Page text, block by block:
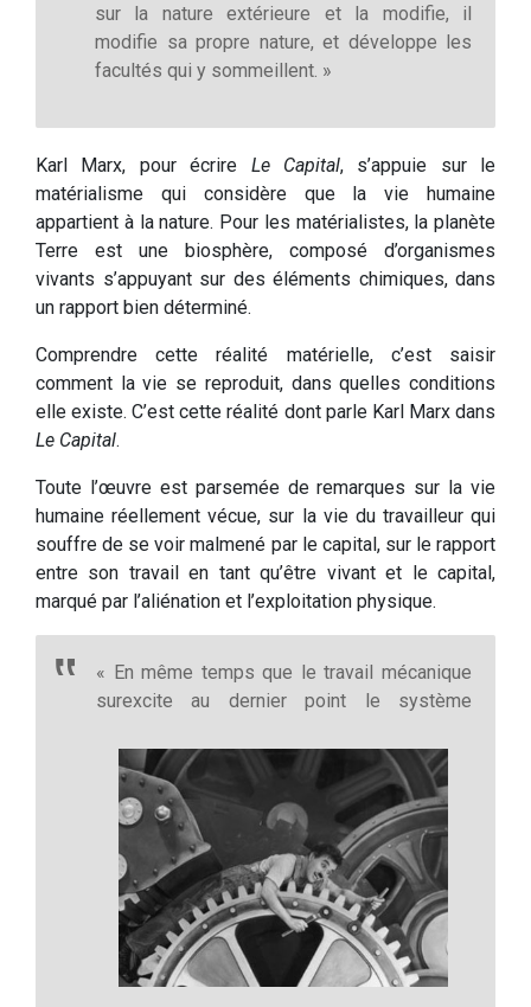
sur la nature extérieure et la modifie, il
modifie sa propre nature, et développe les
facultés qui y sommeillent. »
Karl Marx, pour écrire Le Capital, s’appuie sur le
matérialisme qui considère que la vie humaine
appartient à la nature. Pour les matérialistes, la planète
Terre est une biosphère, composé d’organismes
vivants s’appuyant sur des éléments chimiques, dans
un rapport bien déterminé.
Comprendre cette réalité matérielle, c’est saisir
comment la vie se reproduit, dans quelles conditions
elle existe. C’est cette réalité dont parle Karl Marx dans
Le Capital.
Toute l’œuvre est parsemée de remarques sur la vie
humaine réellement vécue, sur la vie du travailleur qui
souffre de se voir malmené par le capital, sur le rapport
entre son travail en tant qu’être vivant et le capital,
marqué par l’aliénation et l’exploitation physique.
« En même temps que le travail mécanique
surexcite au dernier point le système